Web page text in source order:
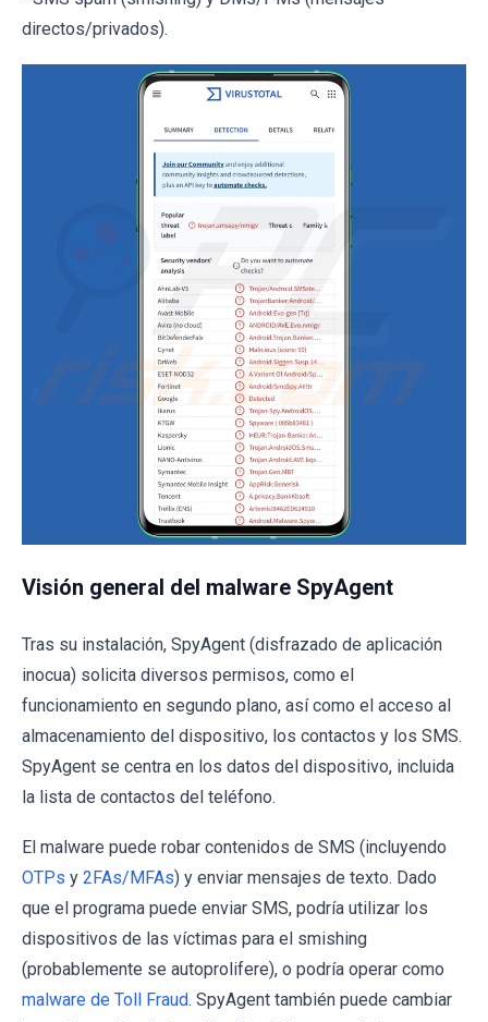
directos/privados).
Visión general del malware SpyAgent
Tras su instalación, SpyAgent (disfrazado de aplicación
inocua) solicita diversos permisos, como el
funcionamiento en segundo plano, así como el acceso al
almacenamiento del dispositivo, los contactos y los SMS.
SpyAgent se centra en los datos del dispositivo, incluida
la lista de contactos del teléfono.
El malware puede robar contenidos de SMS (incluyendo
OTPs y 2FAs/MFAs) y enviar mensajes de texto. Dado
que el programa puede enviar SMS, podría utilizar los
dispositivos de las víctimas para el smishing
(probablemente se autoprolifere), o podría operar como
malware de Toll Fraud. SpyAgent también puede cambiar